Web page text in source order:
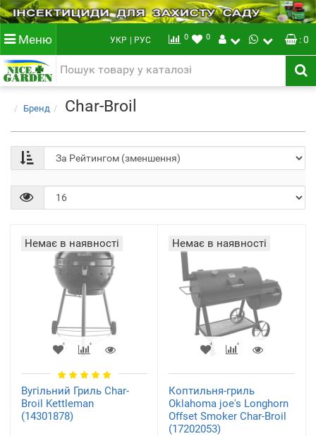
Меню УКР | РУС 0 0 : 0
Бренд Char-Broil
Немає в наявності
Вугільний Гриль Char-
Broil Kettleman
(14301878)
Немає в наявності
Коптильня-гриль
Oklahoma joe's Longhorn
Offset Smoker Char-Broil
(17202053)